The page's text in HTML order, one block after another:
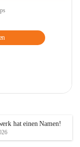
hat einen Namen!